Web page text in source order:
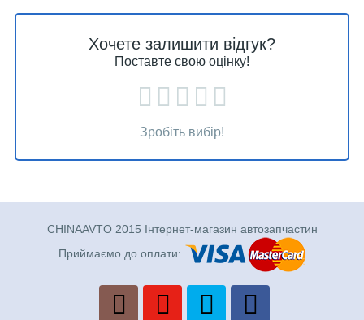
Хочете залишити відгук?
Поставте свою оцінку!
Зробіть вибір!
CHINAAVTO 2015 Інтернет-магазин автозапчастин
Приймаємо до оплати: